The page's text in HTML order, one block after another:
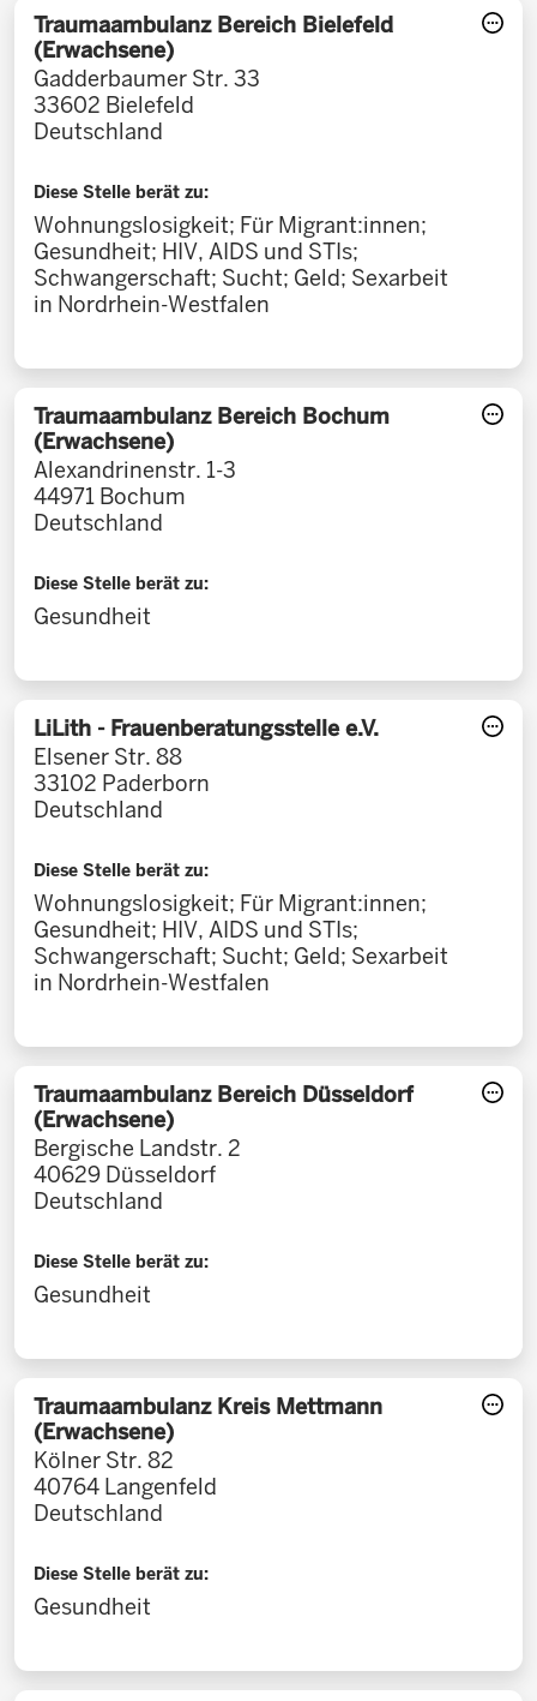
Traumaambulanz Bereich Bielefeld
(Erwachsene)
Gadderbaumer Str. 33
33602 Bielefeld
Deutschland
Diese Stelle berät zu:
Wohnungslosigkeit; Für Migrant:innen;
Gesundheit; HIV, AIDS und STIs;
Schwangerschaft; Sucht; Geld; Sexarbeit
in Nordrhein-Westfalen
Traumaambulanz Bereich Bochum
(Erwachsene)
Alexandrinenstr. 1-3
44971 Bochum
Deutschland
Diese Stelle berät zu:
Gesundheit
LiLith - Frauenberatungsstelle e.V.
Elsener Str. 88
33102 Paderborn
Deutschland
Diese Stelle berät zu:
Wohnungslosigkeit; Für Migrant:innen;
Gesundheit; HIV, AIDS und STIs;
Schwangerschaft; Sucht; Geld; Sexarbeit
in Nordrhein-Westfalen
Traumaambulanz Bereich Düsseldorf
(Erwachsene)
Bergische Landstr. 2
40629 Düsseldorf
Deutschland
Diese Stelle berät zu:
Gesundheit
Traumaambulanz Kreis Mettmann
(Erwachsene)
Kölner Str. 82
40764 Langenfeld
Deutschland
Diese Stelle berät zu:
Gesundheit